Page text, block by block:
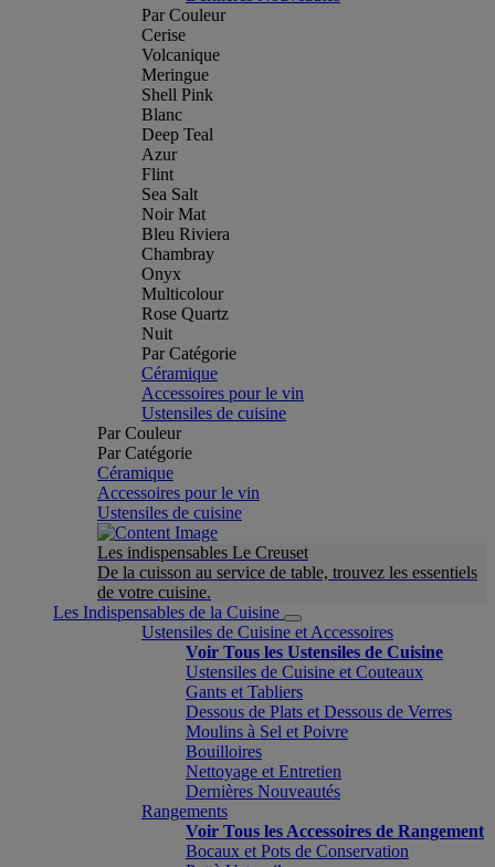
Par Couleur
Cerise
Volcanique
Meringue
Shell Pink
Blanc
Deep Teal
Azur
Flint
Sea Salt
Noir Mat
Bleu Riviera
Chambray
Onyx
Multicolour
Rose Quartz
Nuit
Par Catégorie
Céramique
Accessoires pour le vin
Ustensiles de cuisine
Par Couleur
Par Catégorie
Céramique
Accessoires pour le vin
Ustensiles de cuisine
Les indispensables Le Creuset
De la cuisson au service de table, trouvez les essentiels
de votre cuisine.
Les Indispensables de la Cuisine
Ustensiles de Cuisine et Accessoires
Voir Tous les Ustensiles de Cuisine
Ustensiles de Cuisine et Couteaux
Gants et Tabliers
Dessous de Plats et Dessous de Verres
Moulins à Sel et Poivre
Bouilloires
Nettoyage et Entretien
Dernières Nouveautés
Rangements
Voir Tous les Accessoires de Rangement
Bocaux et Pots de Conservation